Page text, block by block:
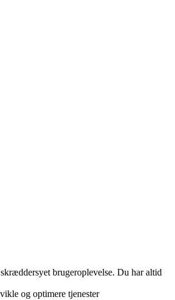
brugeroplevelse. Du har altid
og optimere tjenester